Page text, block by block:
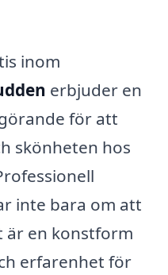
inom
erbjuder en
för att
skönheten hos
inte bara om att
är en konstform
erfarenhet för